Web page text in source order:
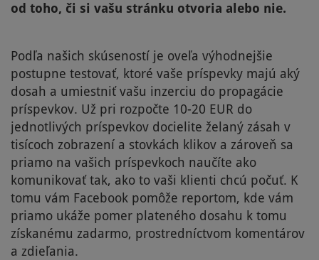
od toho, či si vašu stránku otvoria alebo nie.
Podľa našich skúseností je oveľa výhodnejšie
postupne testovať, ktoré vaše príspevky majú aký
dosah a umiestniť vašu inzerciu do propagácie
príspevkov. Už pri rozpočte 10-20 EUR do
jednotlivých príspevkov docielite želaný zásah v
tisícoch zobrazení a stovkách klikov a zároveň sa
priamo na vašich príspevkoch naučíte ako
komunikovať tak, ako to vaši klienti chcú počuť. K
tomu vám Facebook pomôže reportom, kde vám
priamo ukáže pomer plateného dosahu k tomu
získanému zadarmo, prostredníctvom komentárov
a zdieľania.